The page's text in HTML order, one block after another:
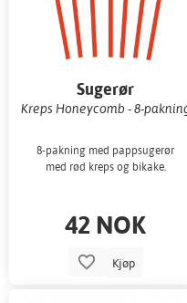
Sugerør
Kreps Honeycomb - 8-
8-pakning med pappsugerør
med rød kreps og bikake.
42 NOK
Kjøp